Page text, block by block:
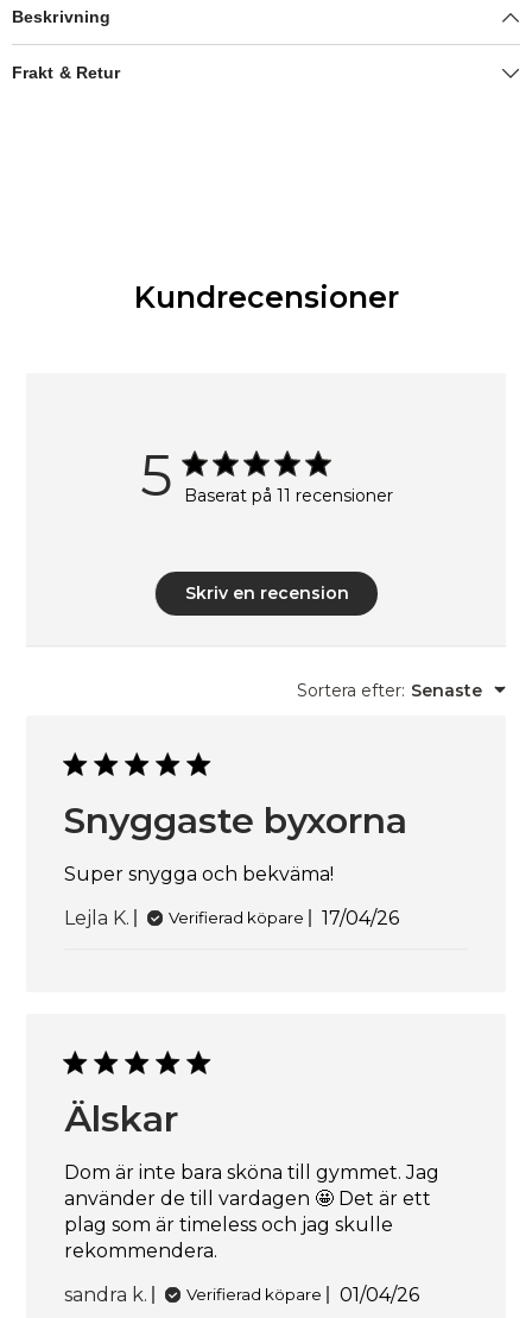
Beskrivning
Frakt & Retur
Kundrecensioner
5 Baserat på 11 recensioner
Skriv en recension
Sortera efter: Senaste
Snyggaste byxorna
Super snygga och bekväma!
Lejla K.
Verifierad köpare 17/04/26
Älskar
Dom är inte bara sköna till gymmet. Jag
använder de till vardagen 🤩 Det är ett
plag som är timeless och jag skulle
rekommendera.
sandra k.
Verifierad köpare 01/04/26